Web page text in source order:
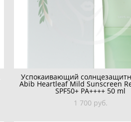
Успокаивающий
Abib Heartleaf Mild Sunscreen
SPF50+ PA++++ 50 ml
1 700 pуб.